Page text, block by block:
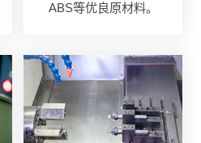
ABS等优良原材料。